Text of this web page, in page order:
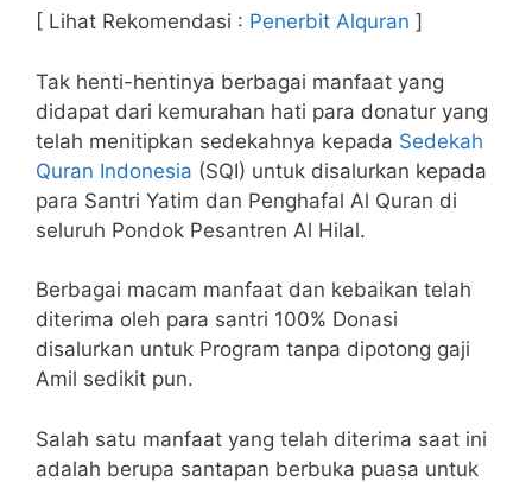
[ Lihat Rekomendasi : Penerbit Alquran ]
Tak henti-hentinya berbagai manfaat yang
didapat dari kemurahan hati para donatur yang
telah menitipkan sedekahnya kepada Sedekah
Quran Indonesia (SQI) untuk disalurkan kepada
para Santri Yatim dan Penghafal Al Quran di
seluruh Pondok Pesantren Al Hilal.
Berbagai macam manfaat dan kebaikan telah
diterima oleh para santri 100% Donasi
disalurkan untuk Program tanpa dipotong gaji
Amil sedikit pun.
Salah satu manfaat yang telah diterima saat ini
adalah berupa santapan berbuka puasa untuk